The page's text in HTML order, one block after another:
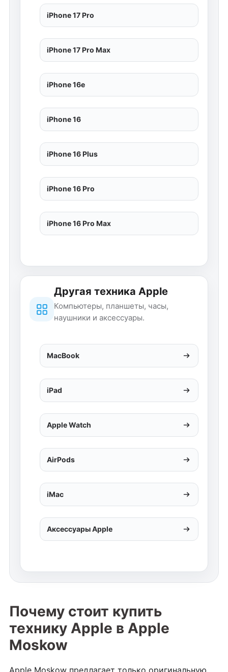
iPhone 17 Pro
iPhone 17 Pro Max
iPhone 16e
iPhone 16
iPhone 16 Plus
iPhone 16 Pro
iPhone 16 Pro Max
Другая техника Apple
Компьютеры, планшеты, часы,
наушники и аксессуары.
MacBook
iPad
Apple Watch
AirPods
iMac
Аксессуары Apple
Почему стоит купить
технику Apple в Apple
Moskow
Apple Moskow предлагает только оригинальную